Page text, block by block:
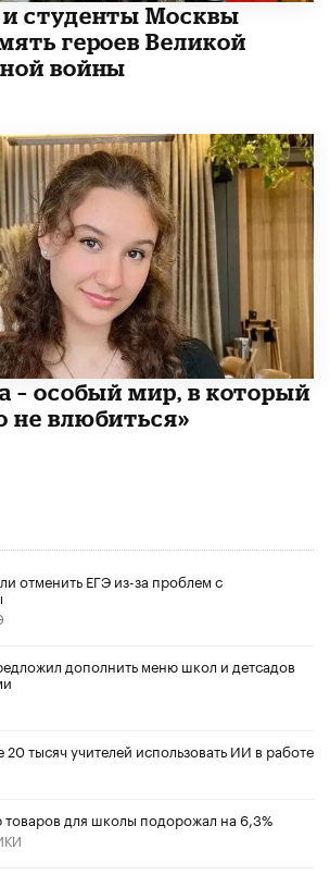
студенты Москвы
героев Великой
войны
– особый мир, в который
не влюбиться»
отменить ЕГЭ из-за проблем с
дополнить меню школ и детсадов
тысяч учителей использовать ИИ в работе
для школы подорожал на 6,3%